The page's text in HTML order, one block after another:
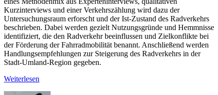
Kurzinterviews und einer Verkehrszählung wird dazu der
Untersuchungsraum erforscht und der Ist-Zustand des Radverkehrs
beschrieben. Dabei werden gezielt Nutzungsgründe und Hemmnisse
identifiziert, die den Radverkehr beeinflussen und Zielkonflikte bei
der Förderung der Fahrradmobilität benannt. Anschließend werden
Handlungsempfehlungen zur Steigerung des Radverkehrs in der
Stadt-Umland-Region gegeben.
Weiterlesen